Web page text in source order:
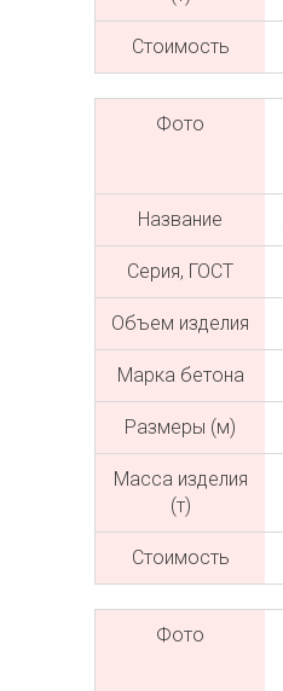
Cтоимость
Фото
Название
Серия, ГОСТ
Объем изделия
Марка бетона
Размеры (м)
Масса изделия
(т)
Cтоимость
Фото